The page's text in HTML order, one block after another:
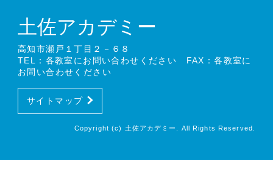
土佐アカデミー
高知市瀬戸１丁目２－６８
TEL：各教室にお問い合わせください FAX：各教室に
お問い合わせください
サイトマップ
Copyright (c) 土佐アカデミー. All Rights Reserved.